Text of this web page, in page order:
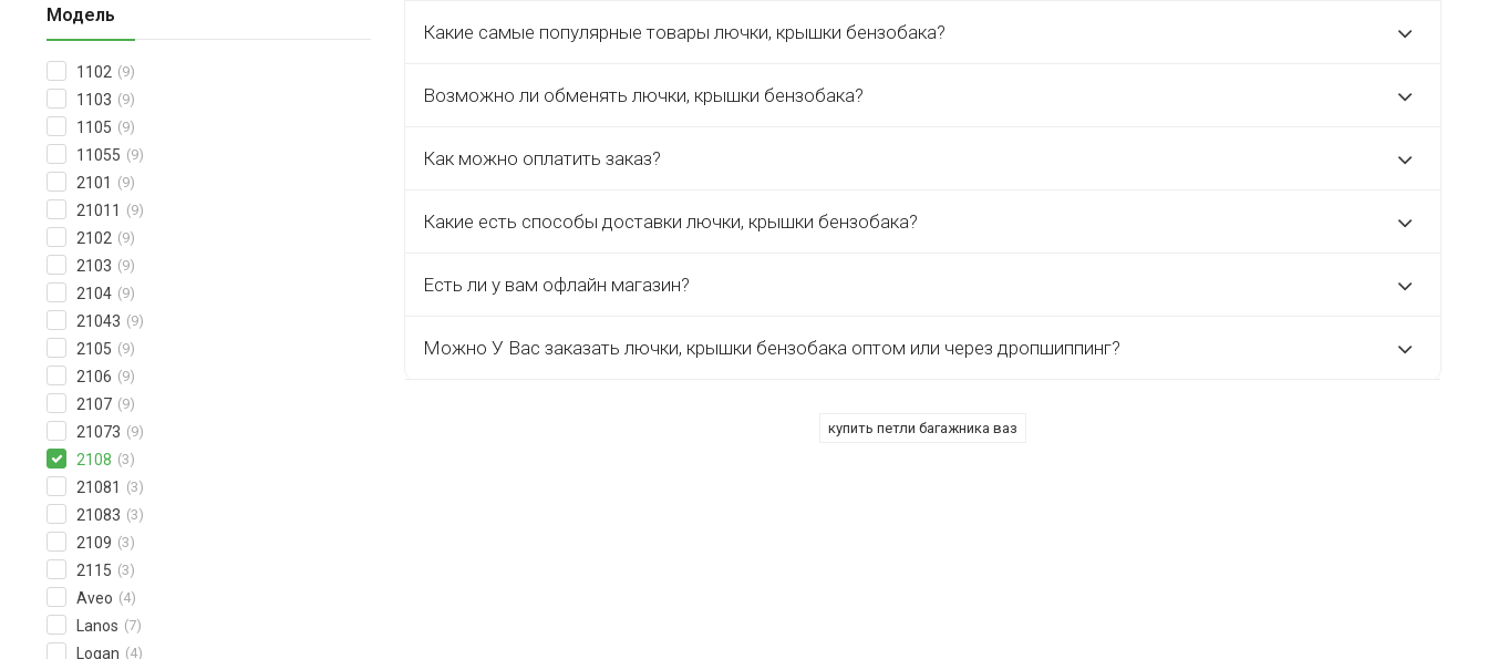
Модель
1102 (9)
1103 (9)
1105 (9)
11055 (9)
2101 (9)
21011 (9)
2102 (9)
2103 (9)
2104 (9)
21043 (9)
2105 (9)
2106 (9)
2107 (9)
21073 (9)
2108 (3)
21081 (3)
21083 (3)
2109 (3)
2115 (3)
Aveo (4)
Lanos (7)
Logan (4)
Какие самые популярные товары лючки, крышки бензобака?
Возможно ли обменять лючки, крышки бензобака?
Как можно оплатить заказ?
Какие есть способы доставки лючки, крышки бензобака?
Есть ли у вам офлайн магазин?
Можно У Вас заказать лючки, крышки бензобака оптом или через дропшиппинг?
купить петли багажника ваз